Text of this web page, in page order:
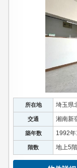
所在地 埼玉県
交通 湘南新
築年数 1992年
階数 地上5階